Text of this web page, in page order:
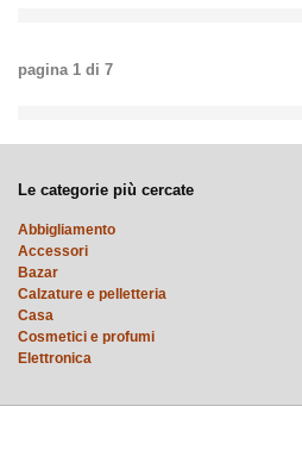
pagina 1 di 7
Le categorie più cercate
Abbigliamento
Accessori
Bazar
Calzature e pelletteria
Casa
Cosmetici e profumi
Elettronica